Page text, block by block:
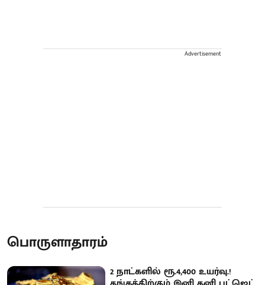
Advertisement
பொருளாதாரம்
2 நாட்களில் ரூ.4,400 உயர்வு.!